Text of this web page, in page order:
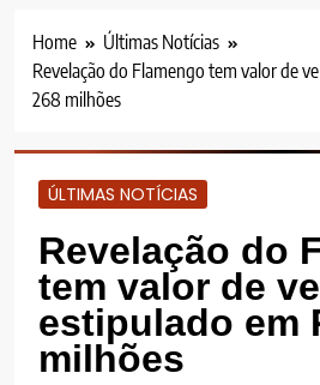
Home
Últimas Notícias
Revelação do Flamengo tem valor de
268 milhões
ÚLTIMAS NOTÍCIAS
Revelação do
tem valor de
estipulado em
milhões